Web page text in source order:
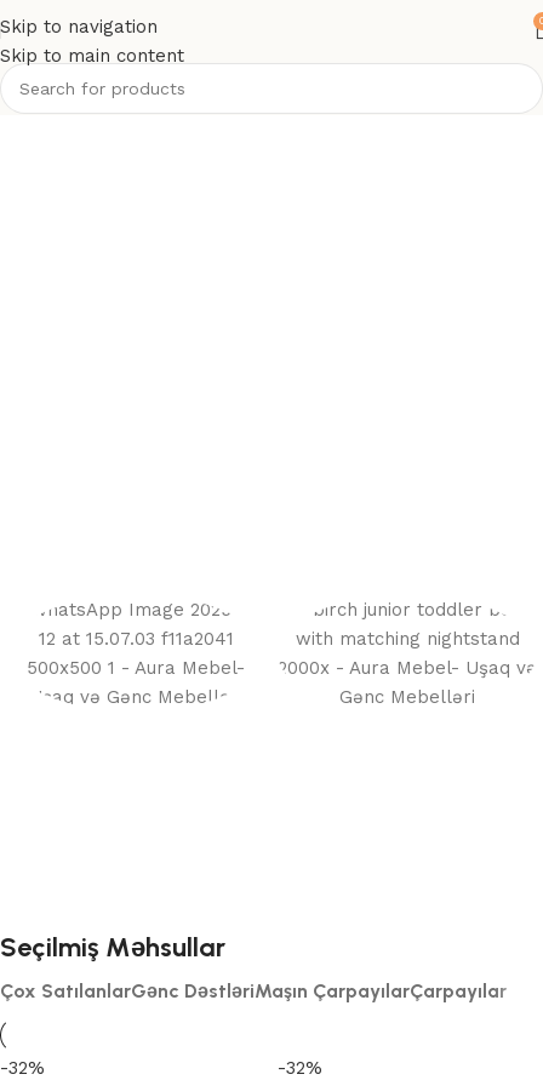
Skip to navigation
Skip to main content
Discover more products
in thechaircategory
Seçilmiş Məhsullar
Çox SatılanlarGənc DəstləriMaşın ÇarpayılarÇarpayılar
-32% -32%